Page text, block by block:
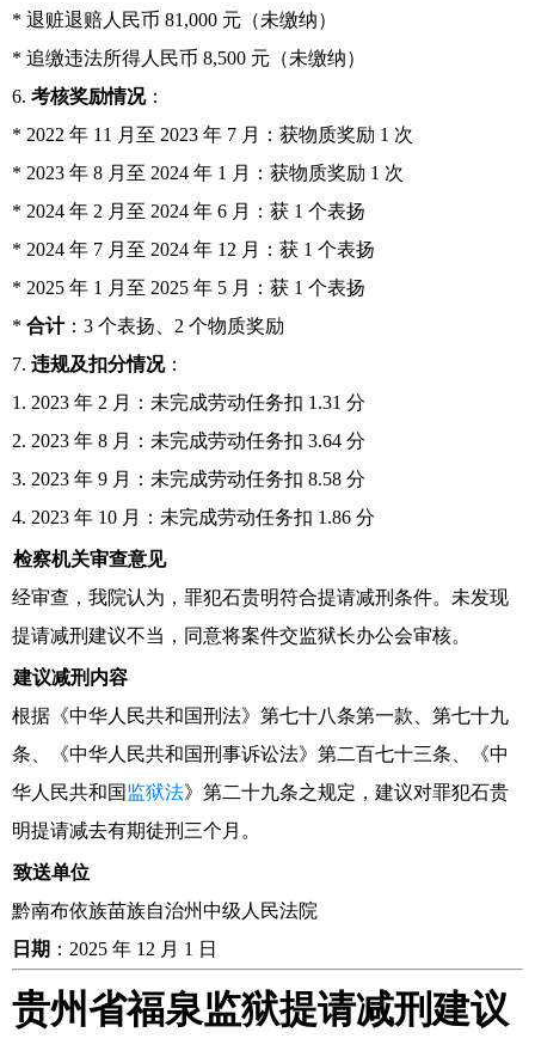
* 退赃退赔人民币 81,000 元（未缴纳）
* 追缴违法所得人民币 8,500 元（未缴纳）
6. 考核奖励情况：
* 2022 年 11 月至 2023 年 7 月：获物质奖励 1 次
* 2023 年 8 月至 2024 年 1 月：获物质奖励 1 次
* 2024 年 2 月至 2024 年 6 月：获 1 个表扬
* 2024 年 7 月至 2024 年 12 月：获 1 个表扬
* 2025 年 1 月至 2025 年 5 月：获 1 个表扬
* 合计：3 个表扬、2 个物质奖励
7. 违规及扣分情况：
1. 2023 年 2 月：未完成劳动任务扣 1.31 分
2. 2023 年 8 月：未完成劳动任务扣 3.64 分
3. 2023 年 9 月：未完成劳动任务扣 8.58 分
4. 2023 年 10 月：未完成劳动任务扣 1.86 分
检察机关审查意见
经审查，我院认为，罪犯石贵明符合提请减刑条件。未发现
提请减刑建议不当，同意将案件交监狱长办公会审核。
建议减刑内容
根据《中华人民共和国刑法》第七十八条第一款、第七十九
条、《中华人民共和国刑事诉讼法》第二百七十三条、《中
华人民共和国监狱法》第二十九条之规定，建议对罪犯石贵
明提请减去有期徒刑三个月。
致送单位
黔南布依族苗族自治州中级人民法院
日期 ：2025 年 12 月 1 日
贵州省福泉监狱提请减刑建议